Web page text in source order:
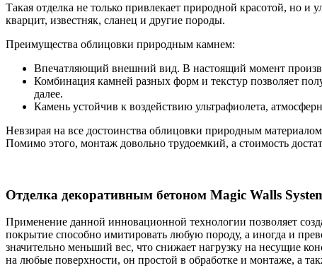
Такая отделка не только привлекает природной красотой, но и
кварцит, известняк, сланец и другие породы.
Преимущества облицовки природным камнем:
Впечатляющий внешний вид. В настоящий момент
Комбинация камней разных форм и текстур позволяет
далее.
Камень устойчив к воздействию ультрафиолета,
Невзирая на все достоинства облицовки природным
Помимо этого, монтаж довольно трудоемкий, а стоимость
Отделка декоративным бетоном Magic Walls
Применение данной инновационной технологии позволяет
покрытие способно имитировать любую породу, а иногда и
значительно меньший вес, что снижает нагрузку на несущие
на любые поверхности, он простой в обработке и монтаже, а